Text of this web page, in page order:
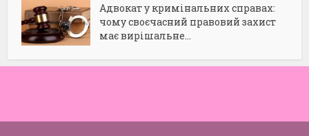
Адвокат у кримінальних справах:
чому своєчасний правовий захист
має вирішальне...